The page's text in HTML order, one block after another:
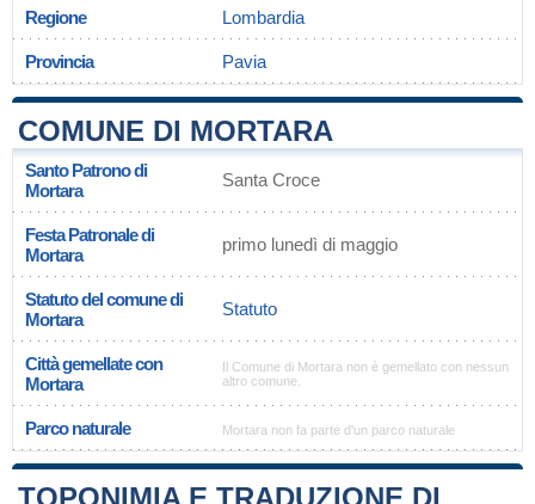
Regione Lombardia
Provincia Pavia
COMUNE DI MORTARA
Santo Patrono di
Mortara
Santa Croce
Festa Patronale di
Mortara
primo lunedì di maggio
Statuto del comune di
Mortara
Statuto
Città gemellate con
Mortara
Il Comune di Mortara non è gemellato con nessun
altro comune.
Parco naturale Mortara non fa parte d'un parco naturale
TOPONIMIA E TRADUZIONE DI